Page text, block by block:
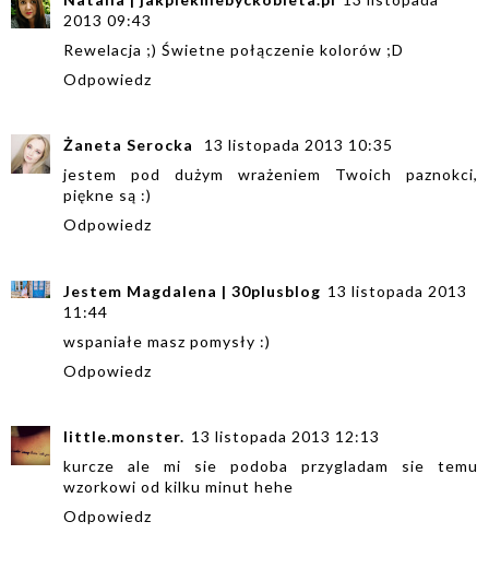
2013 09:43
Rewelacja ;) Świetne połączenie kolorów ;D
Odpowiedz
Żaneta Serocka
13 listopada 2013 10:35
jestem pod dużym wrażeniem Twoich paznokci,
piękne są :)
Odpowiedz
Jestem Magdalena | 30plusblog 13 listopada 2013
11:44
wspaniałe masz pomysły :)
Odpowiedz
little.monster. 13 listopada 2013 12:13
kurcze ale mi sie podoba przygladam sie temu
wzorkowi od kilku minut hehe
Odpowiedz